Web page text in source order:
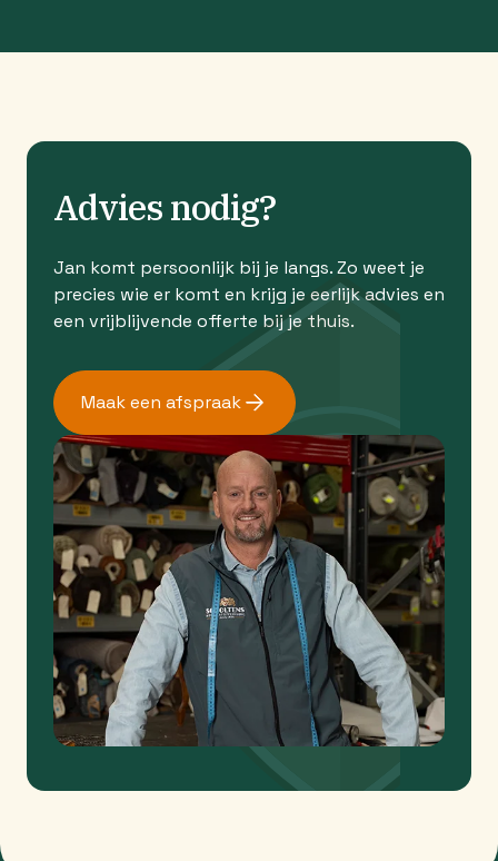
Advies nodig?
Jan komt persoonlijk bij je langs. Zo weet je
precies wie er komt en krijg je eerlijk advies en
een vrijblijvende offerte bij je thuis.
Maak een afspraak